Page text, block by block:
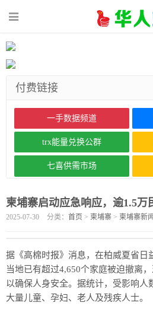
付费链接
一手数据频道
trx能量兑换公群
七喜供需市场
柬埔寨启动应急响应，逾1.5万
2025-07-30 分类： 首页 > 柬埔寨 > 柬埔寨新闻
据《高棉时报》消息，在柏威夏省日
当地已有超过4,650个家庭被迫撤离
以确保人身安全。据统计，受影响人
大量儿童、孕妇、老人及残疾人士。